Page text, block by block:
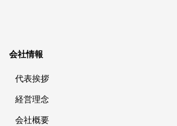
会社情報
代表挨拶
経営理念
会社概要